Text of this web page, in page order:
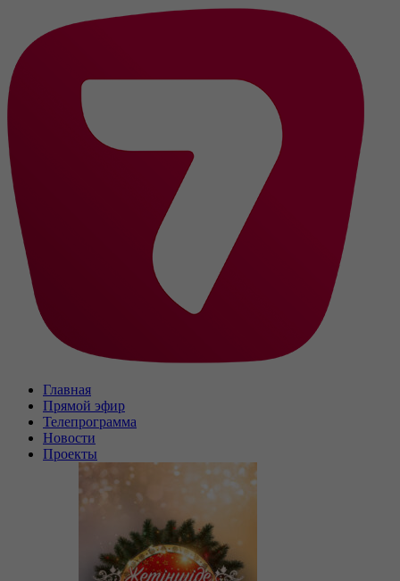
Главная
Прямой эфир
Телепрограмма
Новости
Проекты